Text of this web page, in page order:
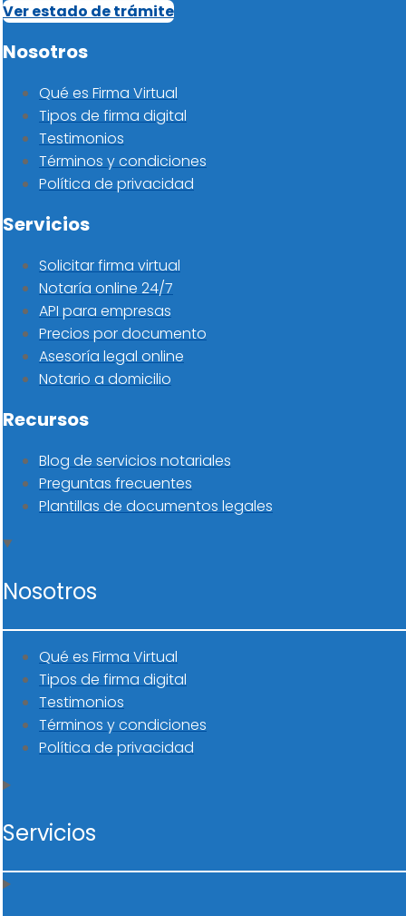
Ver estado de trámite
Nosotros
Qué es Firma Virtual
Tipos de firma digital
Testimonios
Términos y condiciones
Política de privacidad
Servicios
Solicitar firma virtual
Notaría online 24/7
API para empresas
Precios por documento
Asesoría legal online
Notario a domicilio
Recursos
Blog de servicios notariales
Preguntas frecuentes
Plantillas de documentos legales
Nosotros
Qué es Firma Virtual
Tipos de firma digital
Testimonios
Términos y condiciones
Política de privacidad
Servicios